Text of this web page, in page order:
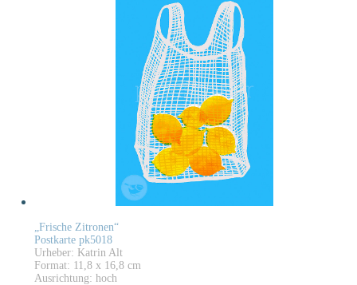
„Frische Zitronen“
Postkarte pk5018
Urheber: Katrin Alt
Format: 11,8 x 16,8 cm
Ausrichtung: hoch